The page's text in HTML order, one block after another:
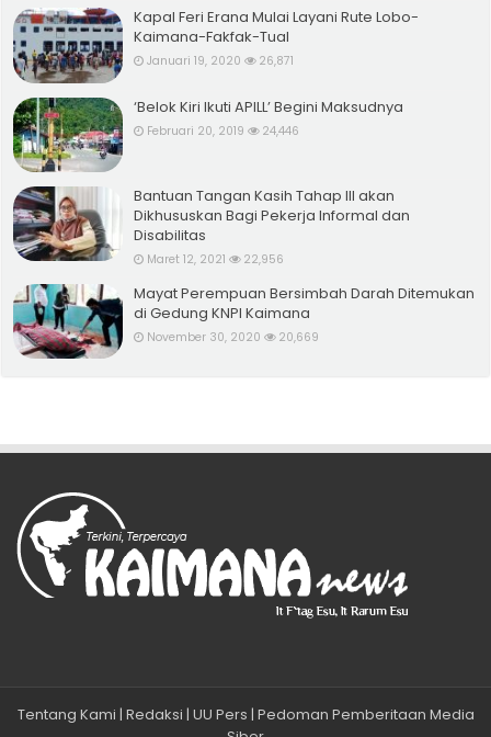
Kapal Feri Erana Mulai Layani Rute Lobo-
Kaimana-Fakfak-Tual
Januari 19, 2020 26,871
‘Belok Kiri Ikuti APILL’ Begini Maksudnya
Februari 20, 2019 24,446
Bantuan Tangan Kasih Tahap III akan
Dikhususkan Bagi Pekerja Informal dan
Disabilitas
Maret 12, 2021 22,956
Mayat Perempuan Bersimbah Darah Ditemukan
di Gedung KNPI Kaimana
November 30, 2020 20,669
Tentang Kami | Redaksi | UU Pers | Pedoman Pemberitaan Media